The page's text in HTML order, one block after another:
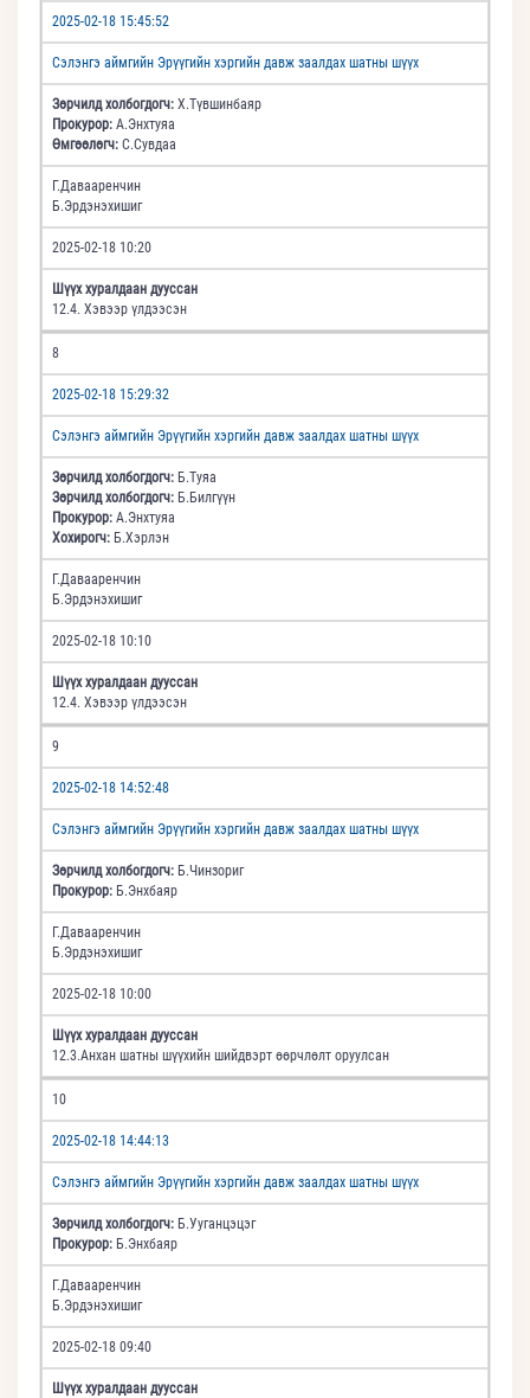
2025-02-18 15:45:52
Сэлэнгэ аймгийн Эрүүгийн хэргийн давж заалдах шатны шүүх
Зөрчилд холбогдогч: Х.Түвшинбаяр
Прокурор: А.Энхтуяа
Өмгөөлөгч: С.Сувдаа
Г.Давааренчин
Б.Эрдэнэхишиг
2025-02-18 10:20
Шүүх хуралдаан дууссан
12.4. Хэвээр үлдээсэн
8
2025-02-18 15:29:32
Сэлэнгэ аймгийн Эрүүгийн хэргийн давж заалдах шатны шүүх
Зөрчилд холбогдогч: Б.Туяа
Зөрчилд холбогдогч: Б.Билгүүн
Прокурор: А.Энхтуяа
Хохирогч: Б.Хэрлэн
Г.Давааренчин
Б.Эрдэнэхишиг
2025-02-18 10:10
Шүүх хуралдаан дууссан
12.4. Хэвээр үлдээсэн
9
2025-02-18 14:52:48
Сэлэнгэ аймгийн Эрүүгийн хэргийн давж заалдах шатны шүүх
Зөрчилд холбогдогч: Б.Чинзориг
Прокурор: Б.Энхбаяр
Г.Давааренчин
Б.Эрдэнэхишиг
2025-02-18 10:00
Шүүх хуралдаан дууссан
12.3.Анхан шатны шүүхийн шийдвэрт өөрчлөлт оруулсан
10
2025-02-18 14:44:13
Сэлэнгэ аймгийн Эрүүгийн хэргийн давж заалдах шатны шүүх
Зөрчилд холбогдогч: Б.Ууганцэцэг
Прокурор: Б.Энхбаяр
Г.Давааренчин
Б.Эрдэнэхишиг
2025-02-18 09:40
Шүүх хуралдаан дууссан